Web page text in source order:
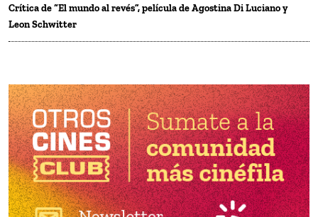
Crítica de “El mundo al revés”, película de Agostina Di Luciano y
Leon Schwitter